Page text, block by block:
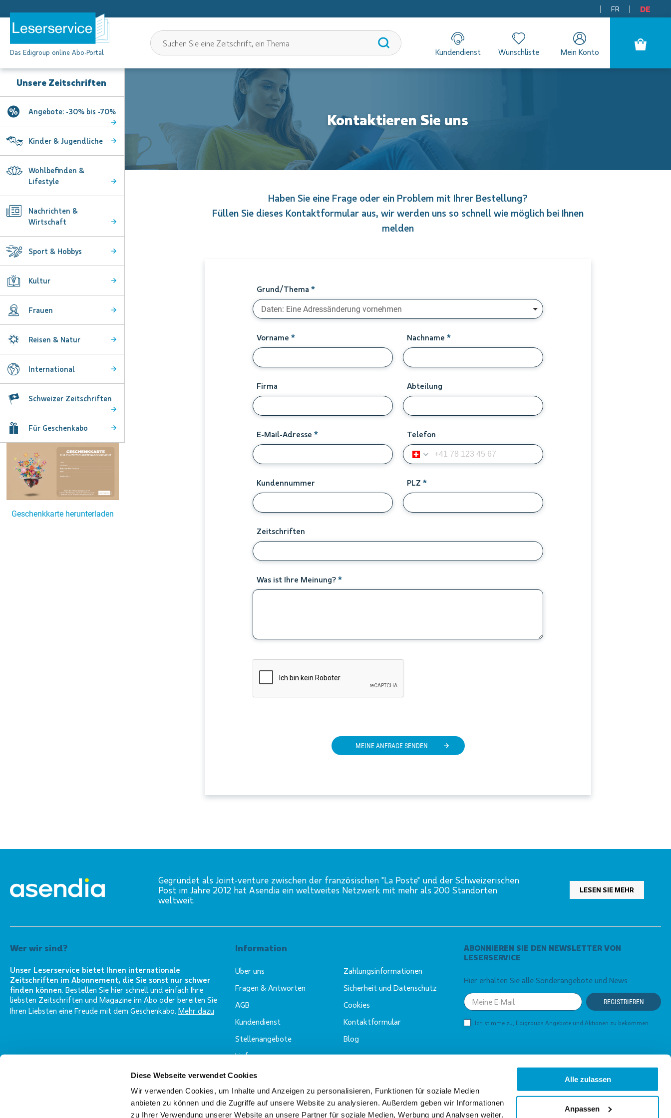
Diese Webseite verwendet Cookies
Wir verwenden Cookies, um Inhalte und Anzeigen zu personalisieren, Funktionen für soziale Medien
anbieten zu können und die Zugriffe auf unsere Website zu analysieren. Außerdem geben wir Informationen
zu Ihrer Verwendung unserer Website an unsere Partner für soziale Medien, Werbung und Analysen weiter.
Alle zulassen
Anpassen
FR DE
Kundendienst Wunschliste Mein Konto
Das Edigroup online Abo-Portal
Kontaktieren Sie uns
Haben Sie eine Frage oder ein Problem mit Ihrer Bestellung?
Füllen Sie dieses Kontaktformular aus, wir werden uns so schnell wie möglich bei Ihnen
melden
Grund/Thema
Daten: Eine Adressänderung vornehmen
Vorname Nachname
Firma Abteilung
E-Mail-Adresse Telefon
Kundennummer PLZ
Zeitschriften
Was ist Ihre Meinung?
MEINE ANFRAGE SENDEN
Unsere Zeitschriften
Angebote: -30% bis -70%
Kinder & Jugendliche
Wohlbefinden &
Lifestyle
Nachrichten &
Wirtschaft
Sport & Hobbys
Kultur
Frauen
Reisen & Natur
International
Schweizer Zeitschriften
Für Geschenkabo
Geschenkkarte herunterladen
Gegründet als Joint-venture zwischen der französischen "La Poste" und der Schweizerischen
Post im Jahre 2012 hat Asendia ein weltweites Netzwerk mit mehr als 200 Standorten
weltweit.
LESEN SIE MEHR
Wer wir sind?
Unser Leserservice bietet Ihnen internationale
Zeitschriften im Abonnement, die Sie sonst nur schwer
finden können. Bestellen Sie hier schnell und einfach Ihre
liebsten Zeitschriften und Magazine im Abo oder bereiten Sie
Ihren Liebsten eine Freude mit dem Geschenkabo. Mehr dazu
ABONNIEREN SIE DEN NEWSLETTER VON
LESERSERVICE
Hier erhalten Sie alle Sonderangebote und News
Your
email
REGISTRIEREN
Ich stimme zu, Edigroups Angebote und Aktionen zu bekommen
Information
Über uns
Fragen & Antworten
AGB
Kundendienst
Stellenangebote
Lieferung
Zahlungsinformationen
Sicherheit und Datenschutz
Cookies
Kontaktformular
Blog